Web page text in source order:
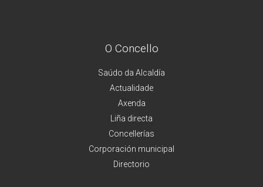
O Concello
Saúdo da Alcaldía
Actualidade
Axenda
Liña directa
Concellerías
Corporación municipal
Directorio